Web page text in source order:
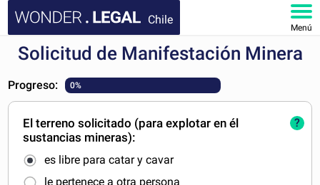
Chile
Menú
INICIO
DOCUMENTOS
FAQ
MI CUENTA
Solicitud de Manifestación Minera
Progreso: 0%
El terreno solicitado (para explotar en él
sustancias mineras):
es libre para catar y cavar
le pertenece a otra persona
?